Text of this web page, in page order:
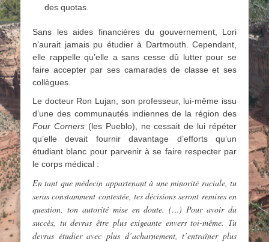
des quotas.
Sans les aides financières du gouvernement, Lori
n’aurait jamais pu étudier à Dartmouth. Cependant,
elle rappelle qu’elle a sans cesse dû lutter pour se
faire accepter par ses camarades de classe et ses
collègues.
Le docteur Ron Lujan, son professeur, lui-même issu
d’une des communautés indiennes de la région des
Four Corners(les Pueblo), ne cessait de lui répéter
qu’elle devait fournir davantage d’efforts qu’un
étudiant blanc pour parvenir à se faire respecter par
le corps médical :
En tant que médecin appartenant à une minorité raciale, tu
seras constamment contestée, tes décisions seront remises en
question, ton autoritémise en doute. (…) Pour avoir du
succès, tu devras être plus exigeante envers toi-même. Tu
devras étudier avec plus d’acharnement, t’entraîner plus